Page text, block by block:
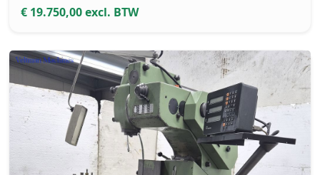
€ 19.750,00 excl. BTW